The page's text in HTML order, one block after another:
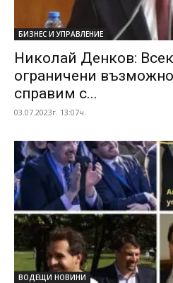
БИЗНЕС И УПРАВЛЕНИЕ
Николай Денков:
ограничени
справим с...
03.07.2023г. 13:07ч.
ВОДЕЩИ НОВИНИ